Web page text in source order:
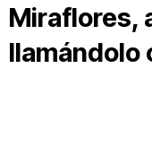
Miraflores,
llamándolo